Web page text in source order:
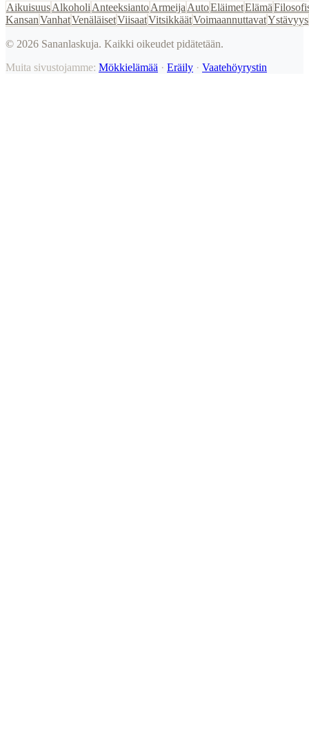
AikuisuusAlkoholi AnteeksiantoArmeija AutoEläimetElämä
KansanVanhatVenäläisetViisaatVitsikkäätVoimaannuttavatYstävyys
© 2026 Sananlaskuja. Kaikki oikeudet pidätetään.
Muita sivustojamme: Mökkielämää · Eräily · Vaatehöyrystin